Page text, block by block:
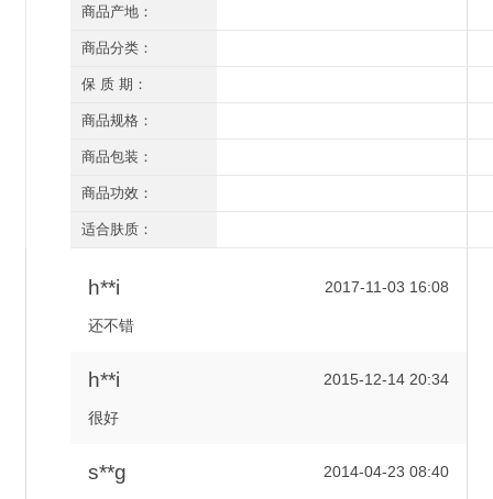
草本养颜
商品产地：
深圳
商品分类：
面膜
保 质 期：
三年（开封后一年）
商品规格：
120g
商品包装：
有外盒/有塑封
商品功效：
祛痘粉刺 控油平衡
适合肤质：
h**i 2017-11-03 16:08
还不错
h**i 2015-12-14 20:34
很好
s**g 2014-04-23 08:40